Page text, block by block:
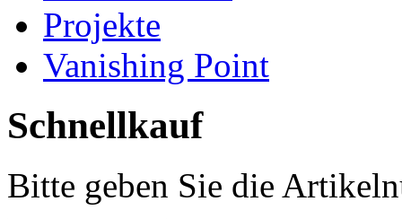
Projekte
Vanishing Point
Schnellkauf
Bitte geben Sie die